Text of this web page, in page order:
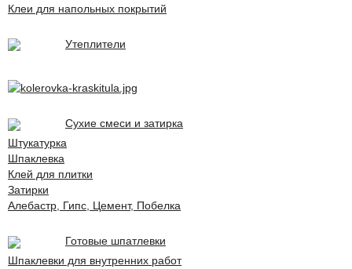
Клеи для напольных покрытий
Утеплители
Сухие смеси и затирка
Штукатурка
Шпаклевка
Клей для плитки
Затирки
Алебастр, Гипс, Цемент, Побелка
Готовые шпатлевки
Шпаклевки для внутренних работ